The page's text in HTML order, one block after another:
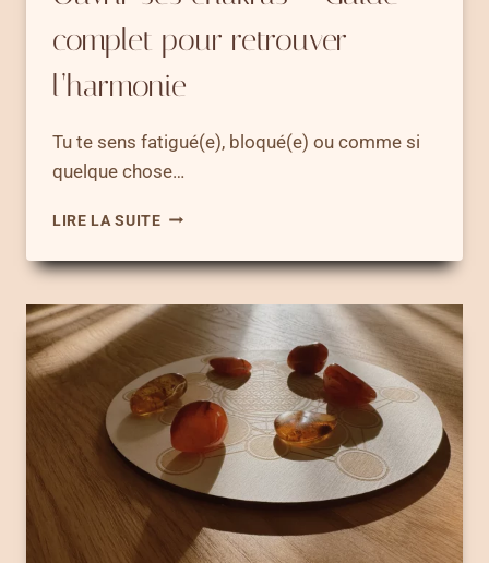
complet pour retrouver
l’harmonie
Tu te sens fatigué(e), bloqué(e) ou comme si
quelque chose…
LIRE LA SUITEOUVRIR
CHAKRAS
GUIDE
COMPLET
POUR
RETROUVER
L’HARMONIE